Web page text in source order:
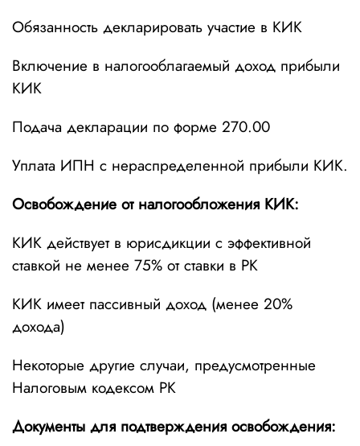
Обязанность декларировать участие в КИК
Включение в налогооблагаемый доход прибыли
КИК
Подача декларации по форме 270.00
Уплата ИПН с нераспределенной прибыли КИК.
Освобождение от налогообложения КИК:
КИК действует в юрисдикции с эффективной
ставкой не менее 75% от ставки в РК
КИК имеет пассивный доход (менее 20%
дохода)
Некоторые другие случаи, предусмотренные
Налоговым кодексом РК
Документы для подтверждения освобождения: